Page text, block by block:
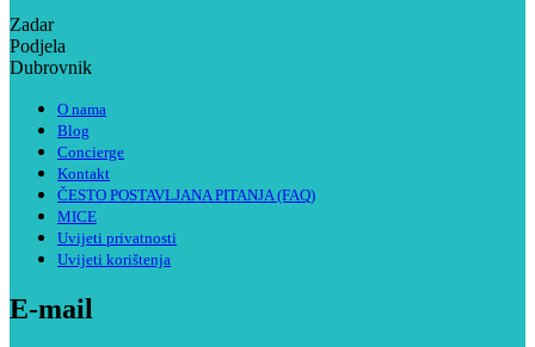
Zadar
Podjela
Dubrovnik
O nama
Blog
Concierge
Kontakt
ČESTO POSTAVLJANA PITANJA (FAQ)
MICE
Uvijeti privatnosti
Uvijeti korištenja
E-mail